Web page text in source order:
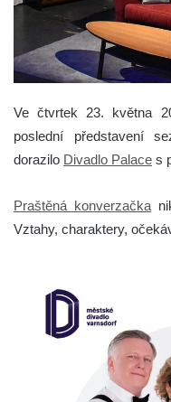
Ve čtvrtek 23. května
poslední představení
dorazilo Divadlo Palace s
Praštěná konverzačka
Vztahy, charaktery,